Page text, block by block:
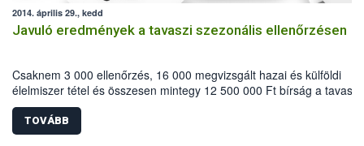
2014. április 29., kedd
Javuló eredmények a tavaszi szezonális ellenőrzésen
Csaknem 3 000 ellenőrzés, 16 000 megvizsgált hazai és külföldi
élelmiszer tétel és összesen mintegy 12 500 000 Ft bírság a tavaszi
szezonális ellenőrzés fő számai. A Húsvétot megelőző két hetes
időszakban – a Nemzeti Élelmiszerlánc-biztonsági Hivatal
koordinálásával – a gasztronómiai hagyományoknak megfelelő
TOVÁBB